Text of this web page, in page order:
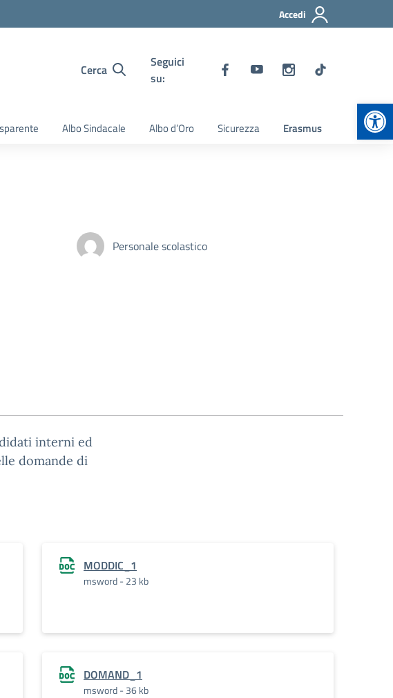
Accedi
Cerca
Seguici
su:
Albo Sindacale Albo d’Oro Sicurezza Erasmus
Personale scolastico
interni ed
domande di
MODDIC_1
msword - 23 kb
DOMAND_1
msword - 36 kb